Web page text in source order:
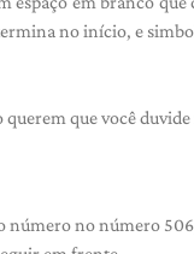
no início, e
querem que você
número no número